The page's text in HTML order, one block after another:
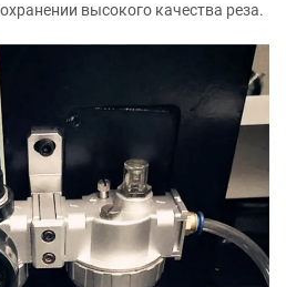
высокого качества реза.